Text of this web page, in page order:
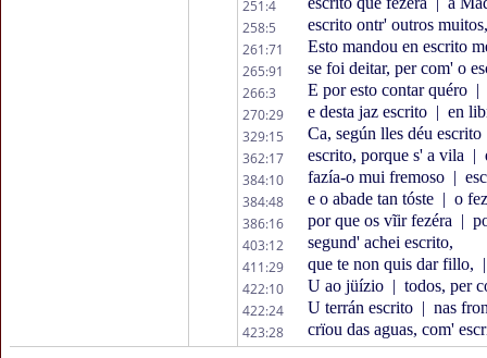
251:4
258:5
escrito ontr' outros
261:71
Esto mandou en escrito
265:91
se foi deitar, per com' o
266:3
E por esto contar quéro |
270:29
e desta jaz escrito | en
329:15
Ca, según lles déu escrito
362:17
escrito, porque s' a vila |
384:10
fazía-o mui fremoso |
384:48
e o abade tan tóste | o
386:16
por que os vĩir fezéra |
403:12
segund' achei escrito,
411:29
que te non quis dar fillo, |
422:10
U ao jüízio | todos, per
422:24
U terrán escrito | nas
423:28
crïou das aguas, com'